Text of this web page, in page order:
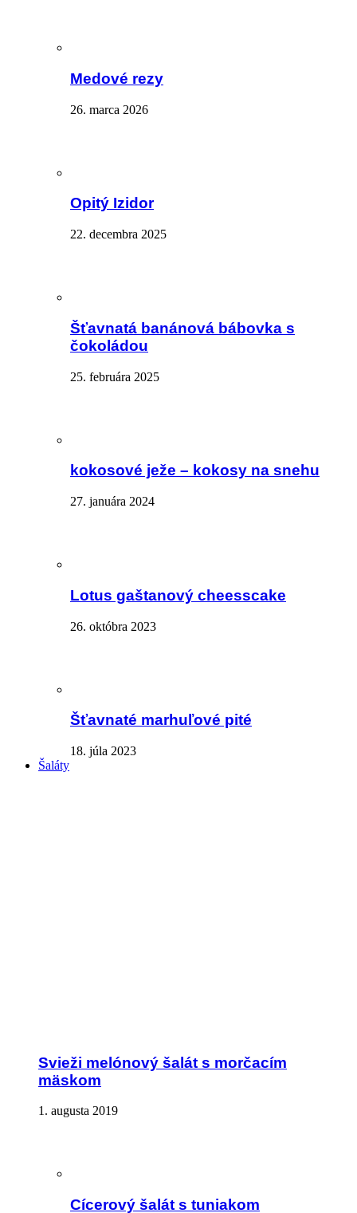
Medové rezy
26. marca 2026
Opitý Izidor
22. decembra 2025
Šťavnatá banánová bábovka s
čokoládou
25. februára 2025
kokosové ježe – kokosy na snehu
27. januára 2024
Lotus gaštanový cheesscake
26. októbra 2023
Šťavnaté marhuľové pité
18. júla 2023
Šaláty
Svieži melónový šalát s morčacím
mäskom
1. augusta 2019
Cícerový šalát s tuniakom